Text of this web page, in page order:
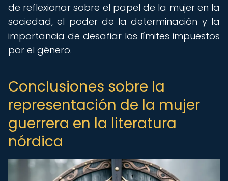
de reflexionar sobre el papel de la mujer en la
sociedad, el poder de la determinación y la
importancia de desafiar los límites impuestos
por el género.
Conclusiones sobre la
representación de la mujer
guerrera en la literatura
nórdica